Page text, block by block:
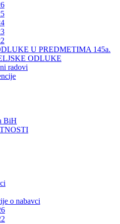
U PREDMETIMA 145a.
ODLUKE
radovi
BiH
o nabavci